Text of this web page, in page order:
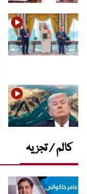
کالم / تجزیہ